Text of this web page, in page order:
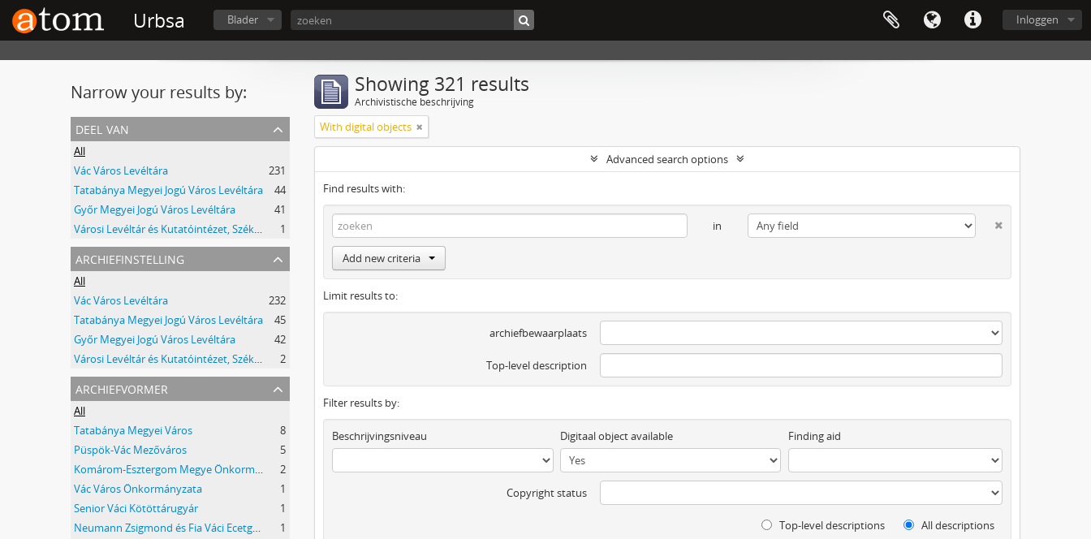
Urbsa Inloggen
Blader
Narrow your results by:
deel van
All
Vác Város Levéltára
231
Tatabánya Megyei Jogú Város Levéltára
44
Győr Megyei Jogú Város Levéltára
41
Városi Levéltár és Kutatóintézet, Székesfehérvár
1
archiefinstelling
All
Vác Város Levéltára
232
Tatabánya Megyei Jogú Város Levéltára
45
Győr Megyei Jogú Város Levéltára
42
Városi Levéltár és Kutatóintézet, Székesfehérvár
2
archiefvormer
All
Tatabánya Megyei Város
8
Püspök-Vác Mezőváros
5
Komárom-Esztergom Megye Önkormányzati Hivatala Bélyeggyűjtő Egyesülete Tatabánya
2
Vác Város Önkormányzata
1
Senior Váci Kötöttárugyár
1
Neumann Zsigmond és Fia Váci Ecetgyár
1
Showing 321 results
Archivistische beschrijving
With digital objects
Advanced search options
Find results with:
in
Add new criteria
Limit results to:
archiefbewaarplaats
Top-level description
Filter results by:
Beschrijvingsniveau Digitaal object available Finding aid
Copyright status
Top-level descriptions All descriptions